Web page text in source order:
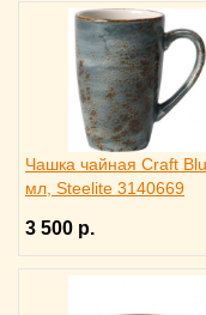
Чашка чайная Craft
мл, Steelite 3140669
3 500 р.